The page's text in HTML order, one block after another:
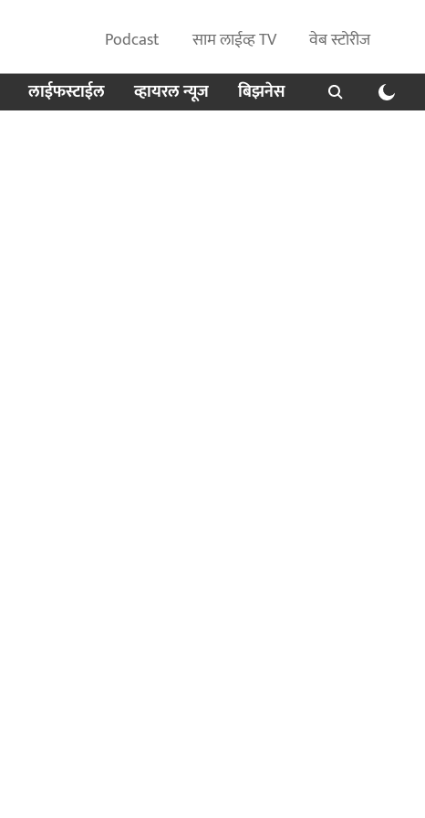
Podcast साम लाईव्ह TV
वेब स्टोरीज
लाईफस्टाईल व्हायरल न्यूज बिझनेस